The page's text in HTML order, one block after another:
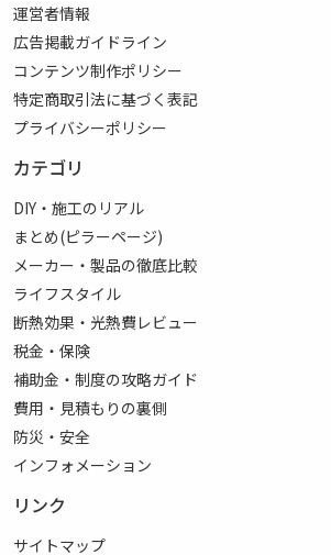
運営者情報
広告掲載ガイドライン
コンテンツ制作ポリシー
特定商取引法に基づく表記
プライバシーポリシー
カテゴリ
DIY・施工のリアル
まとめ(ピラーページ)
メーカー・製品の徹底比較
ライフスタイル
断熱効果・光熱費レビュー
税金・保険
補助金・制度の攻略ガイド
費用・見積もりの裏側
防災・安全
インフォメーション
リンク
サイトマップ